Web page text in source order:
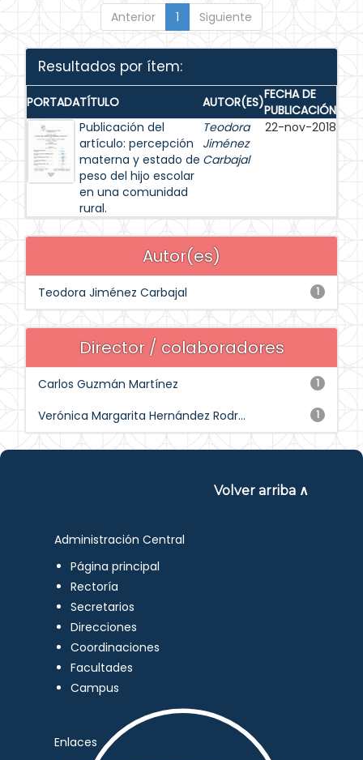
Anterior 1 Siguiente
Resultados por ítem:
PORTADATÍTULO AUTOR(ES)FECHA DE
PUBLICACIÓN
Publicación del
artículo: percepción
materna y estado de
peso del hijo escolar
en una comunidad
rural.
Teodora
Jiménez
Carbajal
22-nov-2018
Autor(es)
1
Teodora Jiménez Carbajal
Director / colaboradores
1
Carlos Guzmán Martínez
1
Verónica Margarita Hernández Rodr...
Volver arriba ∧
Administración Central
Página principal
Rectoría
Secretarios
Direcciones
Coordinaciones
Facultades
Campus
Enlaces